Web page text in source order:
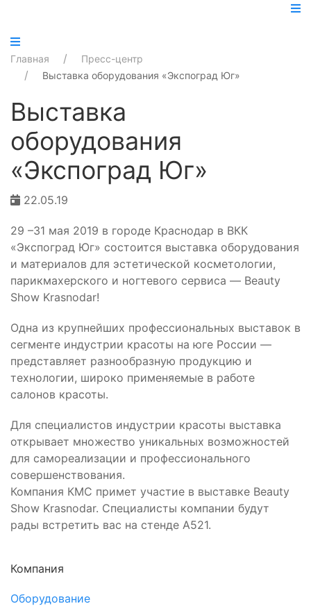
Главная
Пресс-центр
Выставка оборудования «Экспоград Юг»
Выставка
оборудования
«Экспоград Юг»
22.05.19
29 –31 мая 2019 в городе Краснодар в ВКК
«Экспоград Юг» состоится выставка оборудования
и материалов для эстетической косметологии,
парикмахерского и ногтевого сервиса — Beauty
Show Krasnodar!
Одна из крупнейших профессиональных выставок в
сегменте индустрии красоты на юге России —
представляет разнообразную продукцию и
технологии, широко применяемые в работе
салонов красоты.⠀
Для специалистов индустрии красоты выставка
открывает множество уникальных возможностей
для самореализации и профессионального
совершенствования.
Компания КМС примет участие в выставке Beauty
Show Krasnodar. Специалисты компании будут
рады встретить вас на стенде А521.
Компания
Оборудование